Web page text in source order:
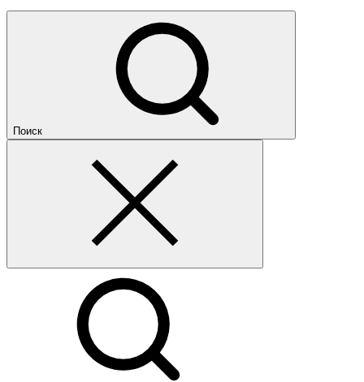
Поиск